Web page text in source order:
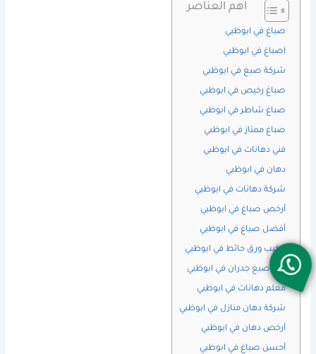
اهم العناصر
صباغ في ابوظبي
اصباغ في ابوظبي
شركة صبغ في ابوظبي
صباغ رخيص في ابوظبي
صباغ شاطر في ابوظبي
صباغ ممتاز في ابوظبي
فني دهانات في ابوظبي
دهان في ابوظبي
شركة دهانات في ابوظبي
أرخص صباغ في ابوظبي
أفضل صباغ في ابوظبي
تركيب ورق حائط في ابوظبي
فني صبغ جدران في ابوظبي
معلم دهانات في ابوظبي
شركة دهان منازل في ابوظبي
أرخص دهان في ابوظبي
أحسن صباغ في ابوظبي